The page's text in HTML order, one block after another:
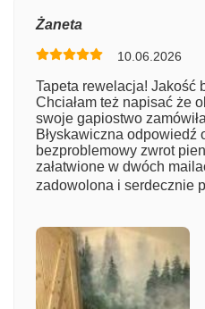
Numer zamówienia
Imię
Żaneta
10.06.2026
Tapeta rewelacja! Jakość
Chciałam też napisać że
swoje gapiostwo
Błyskawiczna odpowiedź
bezproblemowy zwrot
załatwione w dwóch
zadowolona i serdecznie